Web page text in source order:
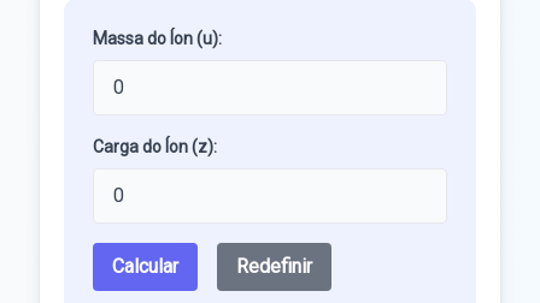
Massa do Íon (u):
Carga do Íon (z):
Calcular Redefinir